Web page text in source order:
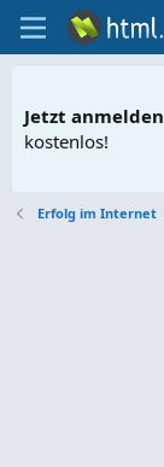
Jetzt anmelden
kostenlos!
Erfolg im Internet